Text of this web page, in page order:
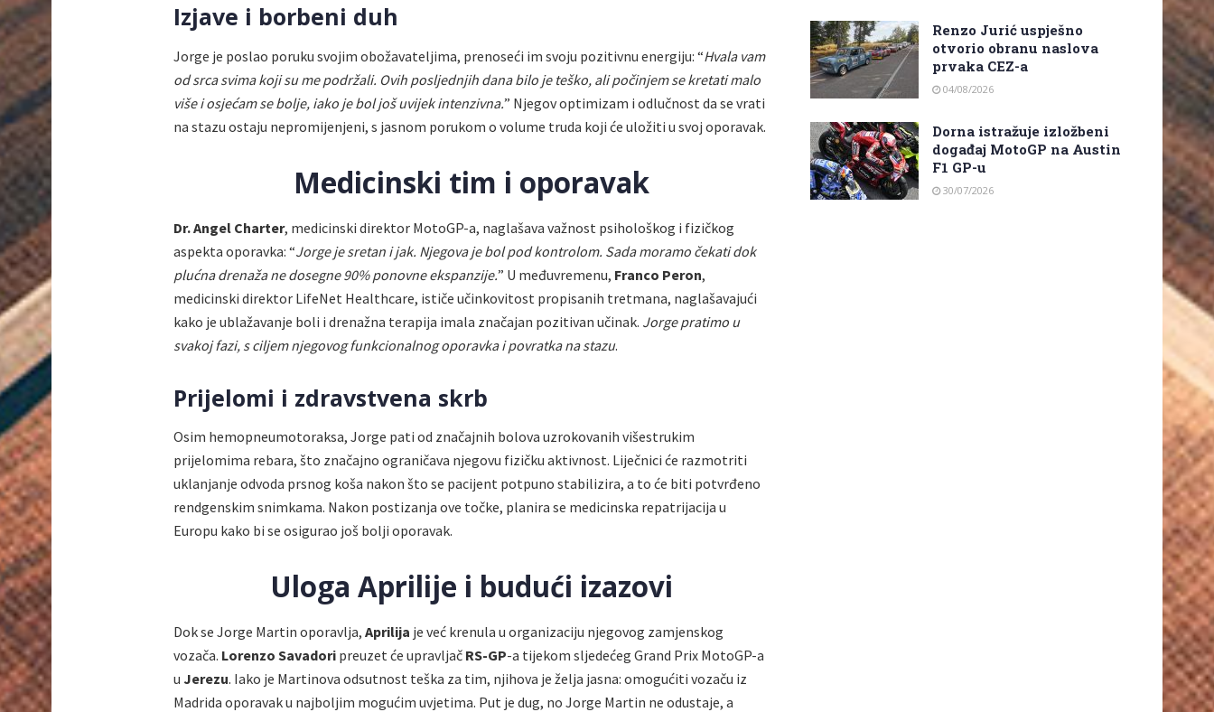
Izjave i borbeni duh
Jorge je poslao poruku svojim obožavateljima, prenoseći im svoju pozitivnu energiju: “Hvala vam
od srca svima koji su me podržali. Ovih posljednjih dana bilo je teško, ali počinjem se kretati malo
više i osjećam se bolje, iako je bol još uvijek intenzivna.” Njegov optimizam i odlučnost da se vrati
na stazu ostaju nepromijenjeni, s jasnom porukom o volume truda koji će uložiti u svoj oporavak.
Medicinski tim i oporavak
Dr. Angel Charter, medicinski direktor MotoGP-a, naglašava važnost psihološkog i fizičkog
aspekta oporavka: “Jorge je sretan i jak. Njegova je bol pod kontrolom. Sada moramo čekati dok
plućna drenaža ne dosegne 90% ponovne ekspanzije.” U međuvremenu, Franco Peron,
medicinski direktor LifeNet Healthcare, ističe učinkovitost propisanih tretmana, naglašavajući
kako je ublažavanje boli i drenažna terapija imala značajan pozitivan učinak. Jorge pratimo u
svakoj fazi, s ciljem njegovog funkcionalnog oporavka i povratka na stazu.
Prijelomi i zdravstvena skrb
Osim hemopneumotoraksa, Jorge pati od značajnih bolova uzrokovanih višestrukim
prijelomima rebara, što značajno ograničava njegovu fizičku aktivnost. Liječnici će razmotriti
uklanjanje odvoda prsnog koša nakon što se pacijent potpuno stabilizira, a to će biti potvrđeno
rendgenskim snimkama. Nakon postizanja ove točke, planira se medicinska repatrijacija u
Europu kako bi se osigurao još bolji oporavak.
Uloga Aprilije i budući izazovi
Dok se Jorge Martin oporavlja, Aprilija je već krenula u organizaciju njegovog zamjenskog
vozača. Lorenzo Savadori preuzet će upravljač RS-GP-a tijekom sljedećeg Grand Prix MotoGP-a
u Jerezu. Iako je Martinova odsutnost teška za tim, njihova je želja jasna: omogućiti vozaču iz
Madrida oporavak u najboljim mogućim uvjetima. Put je dug, no Jorge Martin ne odustaje, a
Renzo Jurić uspješno
otvorio obranu naslova
prvaka CEZ-a
04/08/2026
Dorna istražuje izložbeni
događaj MotoGP na Austin
F1 GP-u
30/07/2026